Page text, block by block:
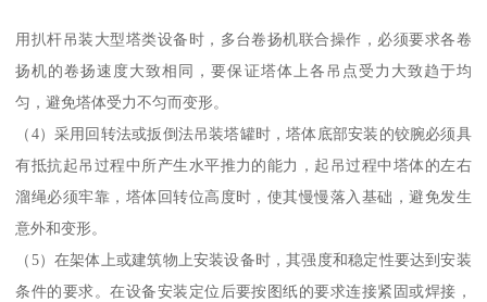
用扒杆吊装大型塔类设备时，多台卷扬机联合操作，必须要求各卷
扬机的卷扬速度大致相同，要保证塔体上各吊点受力大致趋于均
匀，避免塔体受力不匀而变形。
（4）采用回转法或扳倒法吊装塔罐时，塔体底部安装的铰腕必须具
有抵抗起吊过程中所产生水平推力的能力，起吊过程中塔体的左右
溜绳必须牢靠，塔体回转位高度时，使其慢慢落入基础，避免发生
意外和变形。
（5）在架体上或建筑物上安装设备时，其强度和稳定性要达到安装
条件的要求。在设备安装定位后要按图纸的要求连接紧固或焊接，